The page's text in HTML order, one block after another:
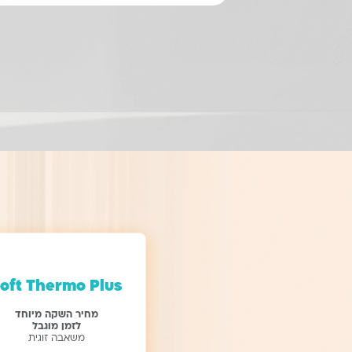
מחיר השקה מיוחד
לזמן מוגבל
משאבה זוגית
Thermo Plus